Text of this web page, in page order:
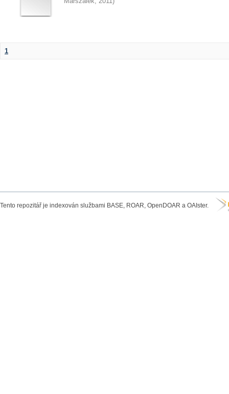
1
Tento repozitář je indexován službami BASE, ROAR, OpenDOAR a OAIster.